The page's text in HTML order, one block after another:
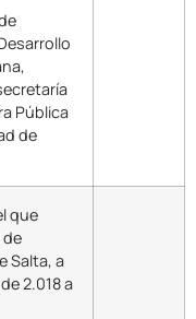
Pública
de
que
Salta, a
2.018 a